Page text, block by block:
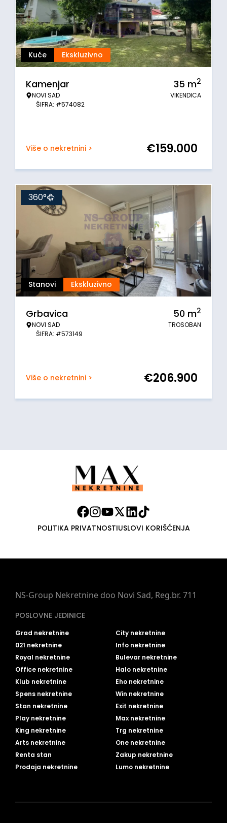
Kuće Ekskluzivno
Kamenjar
NOVI SAD
ŠIFRA: #574082
35 m2
VIKENDICA
Više o nekretnini > €159.000
Stanovi Ekskluzivno
360°
Grbavica
NOVI SAD
ŠIFRA: #573149
50 m2
TROSOBAN
Više o nekretnini > €206.900
POLITIKA PRIVATNOSTIUSLOVI KORIŠĆENJA
NS-Group Nekretnine doo Novi Sad, Reg.br. 711
POSLOVNE JEDINICE
Grad nekretnine
City nekretnine
021 nekretnine
Info nekretnine
Royal nekretnine
Bulevar nekretnine
Office nekretnine
Halo nekretnine
Klub nekretnine
Eho nekretnine
Spens nekretnine
Win nekretnine
Stan nekretnine
Exit nekretnine
Play nekretnine
Max nekretnine
King nekretnine
Trg nekretnine
Arts nekretnine
One nekretnine
Renta stan
Zakup nekretnine
Prodaja nekretnine
Lumo nekretnine